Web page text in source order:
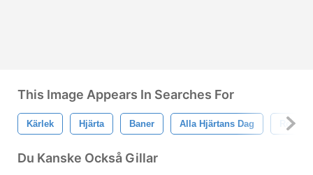
This Image Appears In Searches For
Kärlek Hjärta Baner Alla Hjärtans Dag
Du Kanske Också Gillar